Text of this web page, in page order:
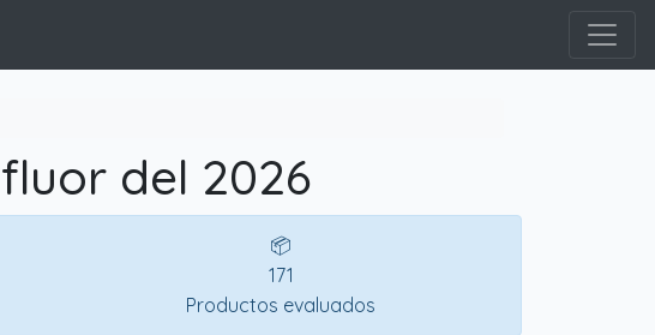
del 2026
📦
171
Productos evaluados